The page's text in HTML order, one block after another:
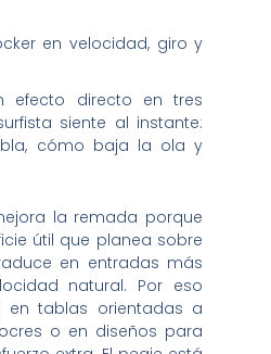
en velocidad, giro y
efecto directo en tres
siente al instante:
cómo baja la ola y
la remada porque
útil que planea sobre
en entradas más
natural. Por eso
en tablas orientadas a
o en diseños para